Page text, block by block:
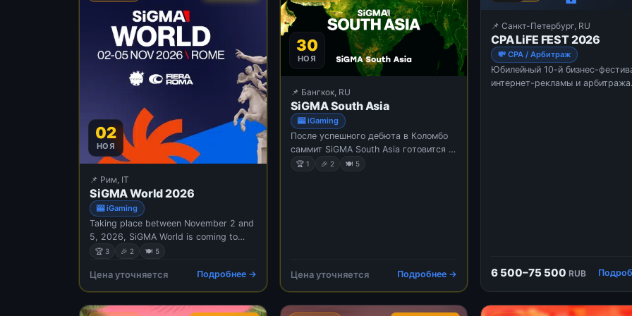
02
НОЯ
📌 Рим, IT
SiGMA World 2026
🎰 iGaming
Taking place between November 2 and
5, 2026, SiGMA World is coming to
Rome, Italy, one of the most promising
will be located at the Fiera Roma,
which is known as one of Europe's
biggest and most important exhibiti
🏆 3 🎉 2 🍽 5
Цена уточняется Подробнее →
30
НОЯ
📌 Бангкок, RU
SiGMA South Asia
🎰 iGaming
После успешного дебюта в Коломбо
саммит SiGMA South Asia готовится к
следующей остановке в Бангкоке,
представителей регулирующих
органов и ведущих операторов для
будущем игровой индустрии в ...
🏆 1 🎉 2 🍽 5
Цена уточняется Подробнее →
📌 Санкт-Петербург, RU
CPA LiFE FEST 2026
💸 CPA / Арбитраж
Юбилейный 10-й бизнес-
интернет-рекламы и арбитража.
6 500–75 500 RUB